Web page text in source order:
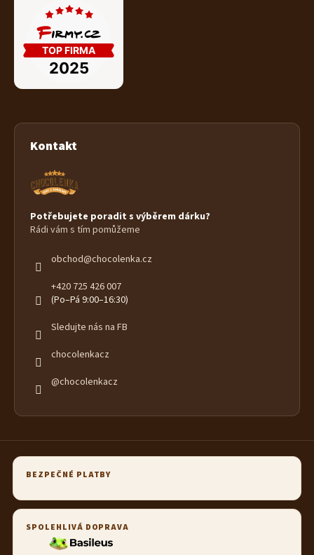
Kontakt
Potřebujete poradit s výběrem dárku?
Rádi vám s tím pomůžeme
obchod@chocolenka.cz
+420 725 426 007
(Po–Pá 9:00–16:30)
Sledujte nás na FB
chocolenkacz
@chocolenkacz
BEZPEČNÉ PLATBY
SPOLEHLIVÁ DOPRAVA